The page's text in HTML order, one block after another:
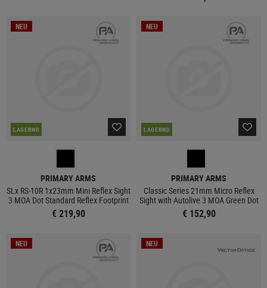
NEU
LAGERND
PRIMARY ARMS
SLx RS-10R 1x23mm Mini Reflex Sight
3 MOA Dot Standard Reflex Footprint
€ 219,90
NEU
LAGERND
PRIMARY ARMS
Classic Series 21mm Micro Reflex
Sight with Autolive 3 MOA Green Dot
€ 152,90
NEU NEU